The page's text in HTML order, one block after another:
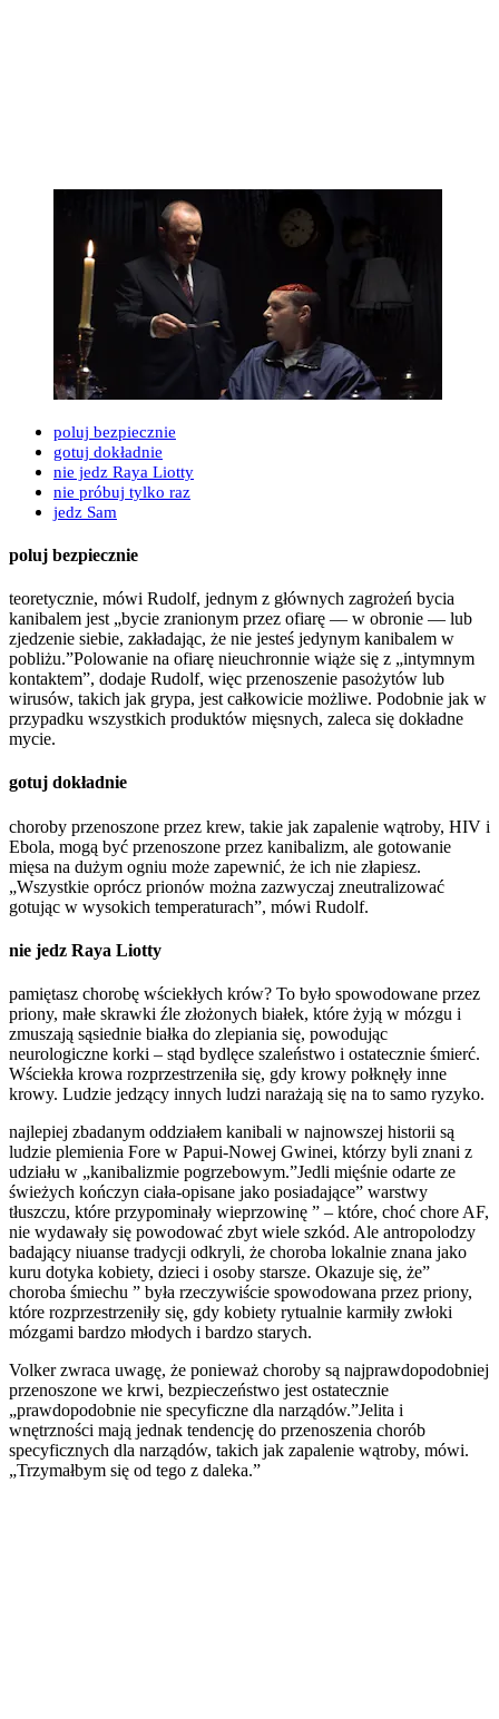
poluj bezpiecznie
gotuj dokładnie
nie jedz Raya Liotty
nie próbuj tylko raz
jedz Sam
poluj bezpiecznie
teoretycznie, mówi Rudolf, jednym z głównych zagrożeń bycia
kanibalem jest „bycie zranionym przez ofiarę — w obronie — lub
zjedzenie siebie, zakładając, że nie jesteś jedynym kanibalem w
pobliżu.”Polowanie na ofiarę nieuchronnie wiąże się z „intymnym
kontaktem”, dodaje Rudolf, więc przenoszenie pasożytów lub
wirusów, takich jak grypa, jest całkowicie możliwe. Podobnie jak w
przypadku wszystkich produktów mięsnych, zaleca się dokładne
mycie.
gotuj dokładnie
choroby przenoszone przez krew, takie jak zapalenie wątroby, HIV i
Ebola, mogą być przenoszone przez kanibalizm, ale gotowanie
mięsa na dużym ogniu może zapewnić, że ich nie złapiesz.
„Wszystkie oprócz prionów można zazwyczaj zneutralizować
gotując w wysokich temperaturach”, mówi Rudolf.
nie jedz Raya Liotty
pamiętasz chorobę wściekłych krów? To było spowodowane przez
priony, małe skrawki źle złożonych białek, które żyją w mózgu i
zmuszają sąsiednie białka do zlepiania się, powodując
neurologiczne korki – stąd bydlęce szaleństwo i ostatecznie śmierć.
Wściekła krowa rozprzestrzeniła się, gdy krowy połknęły inne
krowy. Ludzie jedzący innych ludzi narażają się na to samo ryzyko.
najlepiej zbadanym oddziałem kanibali w najnowszej historii są
ludzie plemienia Fore w Papui-Nowej Gwinei, którzy byli znani z
udziału w „kanibalizmie pogrzebowym.”Jedli mięśnie odarte ze
świeżych kończyn ciała-opisane jako posiadające” warstwy
tłuszczu, które przypominały wieprzowinę ” – które, choć chore AF,
nie wydawały się powodować zbyt wiele szkód. Ale antropolodzy
badający niuanse tradycji odkryli, że choroba lokalnie znana jako
kuru dotyka kobiety, dzieci i osoby starsze. Okazuje się, że”
choroba śmiechu ” była rzeczywiście spowodowana przez priony,
które rozprzestrzeniły się, gdy kobiety rytualnie karmiły zwłoki
mózgami bardzo młodych i bardzo starych.
Volker zwraca uwagę, że ponieważ choroby są najprawdopodobniej
przenoszone we krwi, bezpieczeństwo jest ostatecznie
„prawdopodobnie nie specyficzne dla narządów.”Jelita i
wnętrzności mają jednak tendencję do przenoszenia chorób
specyficznych dla narządów, takich jak zapalenie wątroby, mówi.
„Trzymałbym się od tego z daleka.”